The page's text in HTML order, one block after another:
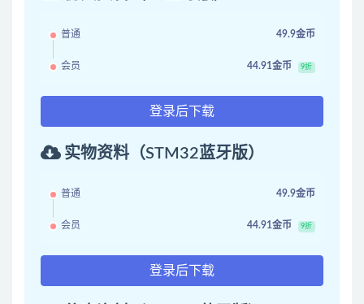
普通 49.9金币
会员 44.91金币 9折
登录后下载
实物资料（STM32蓝牙版）
普通 49.9金币
会员 44.91金币 9折
登录后下载